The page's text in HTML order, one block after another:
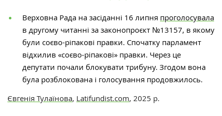
Верховна Рада на засіданні 16 липня проголосувала
в другому читанні за законопроєкт №13157, в якому
були соєво-ріпакові правки. Спочатку парламент
відхилив «соєво-ріпакові» правки. Через це
депутати почали блокувати трибуну. Згодом вона
була розблокована і голосування продовжилось.
Євгенія Тулаїнова, Latifundist.com, 2025 р.